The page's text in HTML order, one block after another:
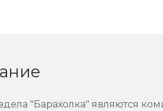
"Барахолка" являются